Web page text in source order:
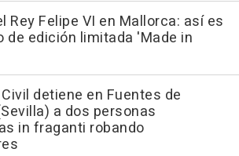
Rey Felipe VI en Mallorca: así es
de edición limitada 'Made in
detiene en Fuentes de
a dos personas
in fraganti robando